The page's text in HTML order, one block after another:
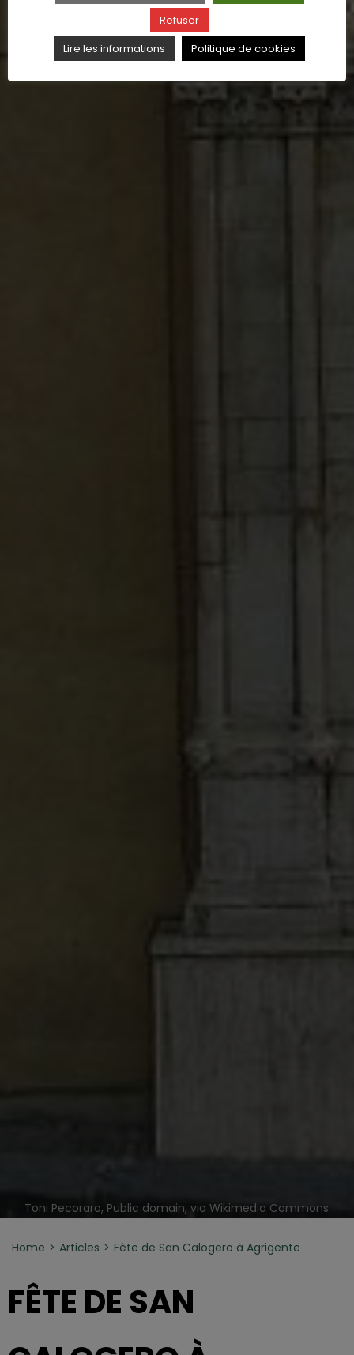
Toni Pecoraro, Public domain, via Wikimedia Commons
Home Articles Fête de San Calogero à Agrigente
FÊTE DE SAN
Refuser
Lire les informations
Politique de cookies